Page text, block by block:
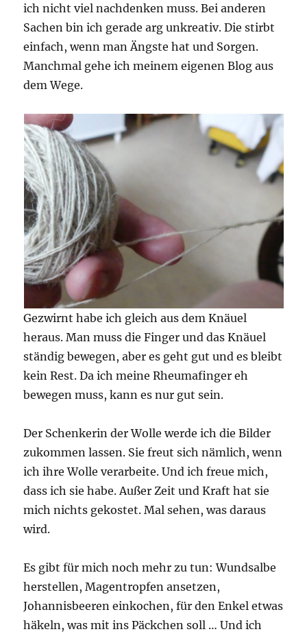
ich nicht viel nachdenken muss. Bei anderen
Sachen bin ich gerade arg unkreativ. Die stirbt
einfach, wenn man Ängste hat und Sorgen.
Manchmal gehe ich meinem eigenen Blog aus
dem Wege.
Gezwirnt habe ich gleich aus dem Knäuel
heraus. Man muss die Finger und das Knäuel
ständig bewegen, aber es geht gut und es bleibt
kein Rest. Da ich meine Rheumafinger eh
bewegen muss, kann es nur gut sein.
Der Schenkerin der Wolle werde ich die Bilder
zukommen lassen. Sie freut sich nämlich, wenn
ich ihre Wolle verarbeite. Und ich freue mich,
dass ich sie habe. Außer Zeit und Kraft hat sie
mich nichts gekostet. Mal sehen, was daraus
wird.
Es gibt für mich noch mehr zu tun: Wundsalbe
herstellen, Magentropfen ansetzen,
Johannisbeeren einkochen, für den Enkel etwas
häkeln, was mit ins Päckchen soll … Und ich